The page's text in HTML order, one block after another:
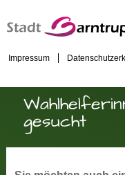
Impressum
gesucht